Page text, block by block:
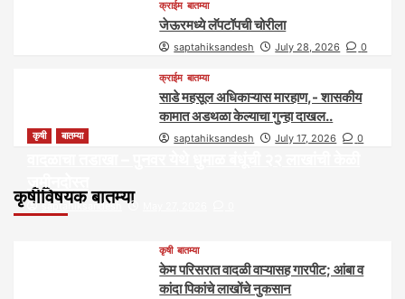
क्राईम बातम्या
जेऊरमध्ये लॅपटॉपची चोरीला
saptahiksandesh July 28, 2026 0
क्राईम बातम्या
साडे महसूल अधिकाऱ्यास मारहाण,- शासकीय
कामात अडथळा केल्याचा गुन्हा दाखल..
saptahiksandesh July 17, 2026 0
कृषीविषयक बातम्या
कृषी बातम्या
saptahiksandesh
कृषी बातम्या
केम परिसरात वादळी वाऱ्यासह गारपीट; आंबा व
कांदा पिकांचे लाखोंचे नुकसान